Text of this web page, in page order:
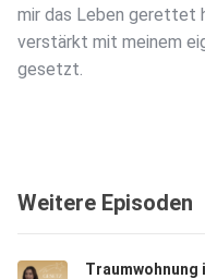
mir das Leben gerettet
verstärkt mit meinem
gesetzt.
meinem Code
Weitere Episoden